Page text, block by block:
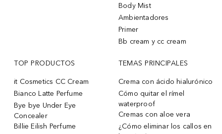
Body Mist
Ambientadores
Primer
Bb cream y cc cream
TOP PRODUCTOS
it Cosmetics CC Cream
Bianco Latte Perfume
Bye bye Under Eye
Concealer
Billie Eilish Perfume
TEMAS PRINCIPALES
Crema con ácido hialurónico
Cómo quitar el rímel
waterproof
Cremas con aloe vera
¿Cómo eliminar los callos en